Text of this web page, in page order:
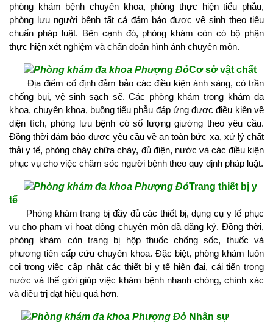
phòng khám bệnh chuyên khoa, phòng thực hiện tiểu phẫu,
phòng lưu người bệnh tất cả đảm bảo được vệ sinh theo tiêu
chuẩn pháp luật. Bên cạnh đó, phòng khám còn có bộ phận
thực hiện xét nghiệm và chẩn đoán hình ảnh chuyên môn.
Cơ sở vật chất
Địa điểm cố định đảm bảo các điều kiện ánh sáng, có trần
chống bụi, vệ sinh sạch sẽ. Các phòng khám trong khám đa
khoa, chuyên khoa, buồng tiểu phẫu đáp ứng được điều kiện về
diện tích, phòng lưu bệnh có số lượng giường theo yêu cầu.
Đồng thời đảm bảo được yêu cầu về an toàn bức xạ, xử lý chất
thải y tế, phòng cháy chữa cháy, đủ điện, nước và các điều kiện
phục vụ cho việc chăm sóc người bệnh theo quy định pháp luật.
Trang thiết bị y
tế
Phòng khám trang bị đầy đủ các thiết bị, dụng cụ y tế phục
vụ cho phạm vi hoạt động chuyên môn đã đăng ký. Đồng thời,
phòng khám còn trang bị hộp thuốc chống sốc, thuốc và
phương tiên cấp cứu chuyên khoa. Đặc biệt, phòng khám luôn
coi trọng việc cập nhật các thiết bị y tế hiện đại, cải tiến trong
nước và thế giới giúp việc khám bệnh nhanh chóng, chính xác
và điều trị đạt hiệu quả hơn.
Nhân sự